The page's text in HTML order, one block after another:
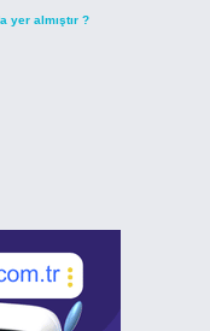
yer almıştır ?